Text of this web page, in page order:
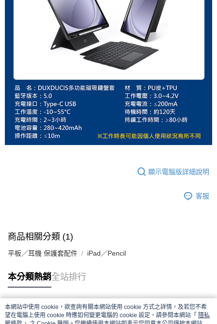
顯示電腦版詳細說明
客服
商品相關分類 (1)
平板／耳機 保護套配件 iPad／Pencil
本分類熱銷全站排行
熱門標籤
本網站中使用 cookie，欲查詢有關本網站使用 cookie 方式之詳情，及若您不希
望在電腦上使用 cookie 時應如何變更電腦的 cookie 設定，請參閱本網站「 隱私